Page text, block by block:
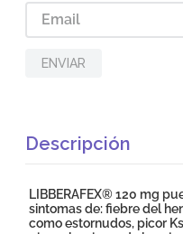
ENVIAR
Descripción
LIBBERAFEX® 120 mg
sintomas de: fiebre del
como estornudos, picor